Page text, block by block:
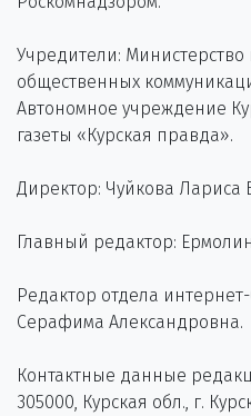
Учредители:
общественных
Автономное учреждение
газеты «Курская правда».
Директор: Чуйкова Лариса
Главный редактор:
Редактор отдела
Серафима Александровна.
Контактные данные
305000, Курская обл., г.